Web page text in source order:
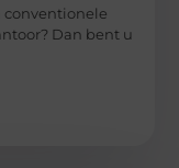
conventionele
Dan bent u